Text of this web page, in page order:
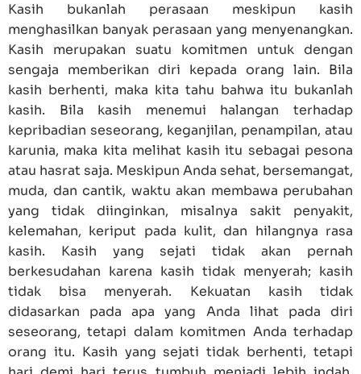
Kasih bukanlah perasaan meskipun kasih
menghasilkan banyak perasaan yang menyenangkan.
Kasih merupakan suatu komitmen untuk dengan
sengaja memberikan diri kepada orang lain. Bila
kasih berhenti, maka kita tahu bahwa itu bukanlah
kasih. Bila kasih menemui halangan terhadap
kepribadian seseorang, keganjilan, penampilan, atau
karunia, maka kita melihat kasih itu sebagai pesona
atau hasrat saja. Meskipun Anda sehat, bersemangat,
muda, dan cantik, waktu akan membawa perubahan
yang tidak diinginkan, misalnya sakit penyakit,
kelemahan, keriput pada kulit, dan hilangnya rasa
kasih. Kasih yang sejati tidak akan pernah
berkesudahan karena kasih tidak menyerah; kasih
tidak bisa menyerah. Kekuatan kasih tidak
didasarkan pada apa yang Anda lihat pada diri
seseorang, tetapi dalam komitmen Anda terhadap
orang itu. Kasih yang sejati tidak berhenti, tetapi